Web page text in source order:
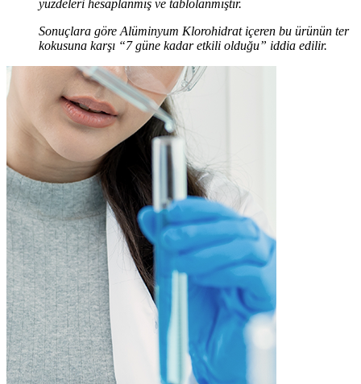
yüzdeleri hesaplanmış ve tablolanmıştır.
Sonuçlara göre Alüminyum Klorohidrat içeren bu ürünün ter
kokusuna karşı “7 güne kadar etkili olduğu” iddia edilir.